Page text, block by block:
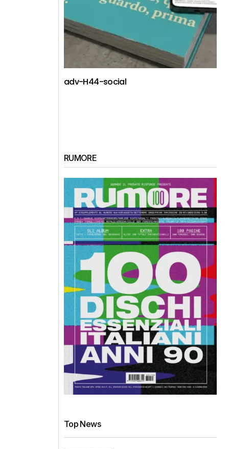
adv-H44-social
RUMORE
Top News